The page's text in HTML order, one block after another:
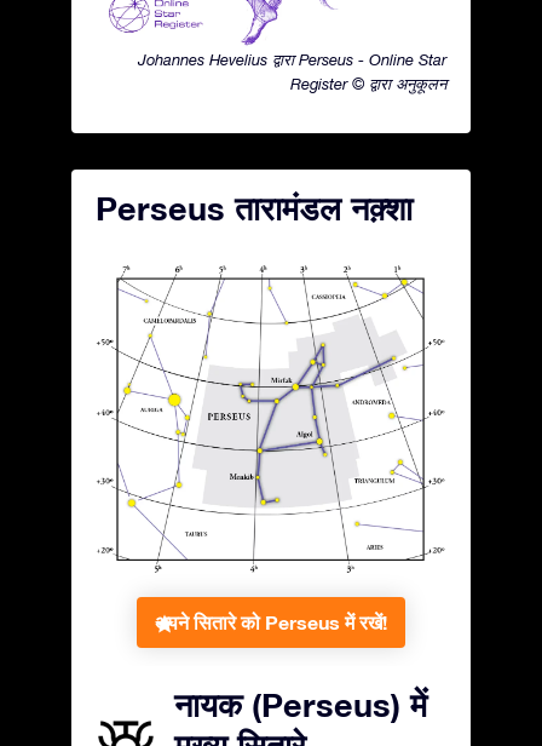
Johannes Hevelius द्वारा Perseus - Online Star
Register © द्वारा अनुकूलन
Perseus तारामंडल नक़्शा
अपने सितारे को Perseus में रखें!
नायक (Perseus) में